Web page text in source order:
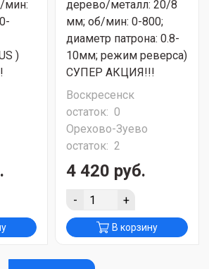
мин:
)
дерево/металл: 20/8
мм; об/мин: 0-800;
диаметр патрона: 0.8-
10мм; режим реверса)
СУПЕР АКЦИЯ!!!
Воскресенск
остаток: 0
Орехово-Зуево
остаток: 2
4 420 руб.
- +
В корзину